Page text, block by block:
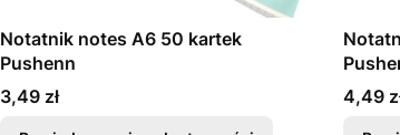
Notatnik notes A6 50 kartek
Pushenn
Cena
3,49 zł
Cena
4,49